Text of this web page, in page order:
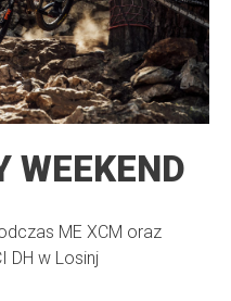
WEEKEND
ME XCM oraz
DH w Losinj